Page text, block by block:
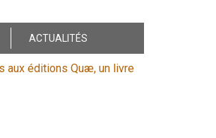
ACTUALITÉS
aux éditions Quæ, un livre